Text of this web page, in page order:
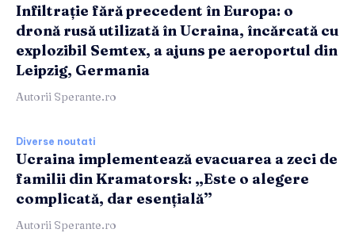
Infiltrație fără precedent în Europa: o
dronă rusă utilizată în Ucraina, încărcată cu
explozibil Semtex, a ajuns pe aeroportul din
Leipzig, Germania
Autorii Sperante.ro
Diverse noutati
Ucraina implementează evacuarea a zeci de
familii din Kramatorsk: „Este o alegere
complicată, dar esențială”
Autorii Sperante.ro